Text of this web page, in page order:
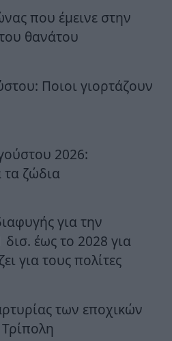
που έμεινε στην
θανάτου
Ποιοι γιορτάζουν
2026:
τα ζώδια
για την
δισ. έως το 2028 για
για τους πολίτες
των εποχικών